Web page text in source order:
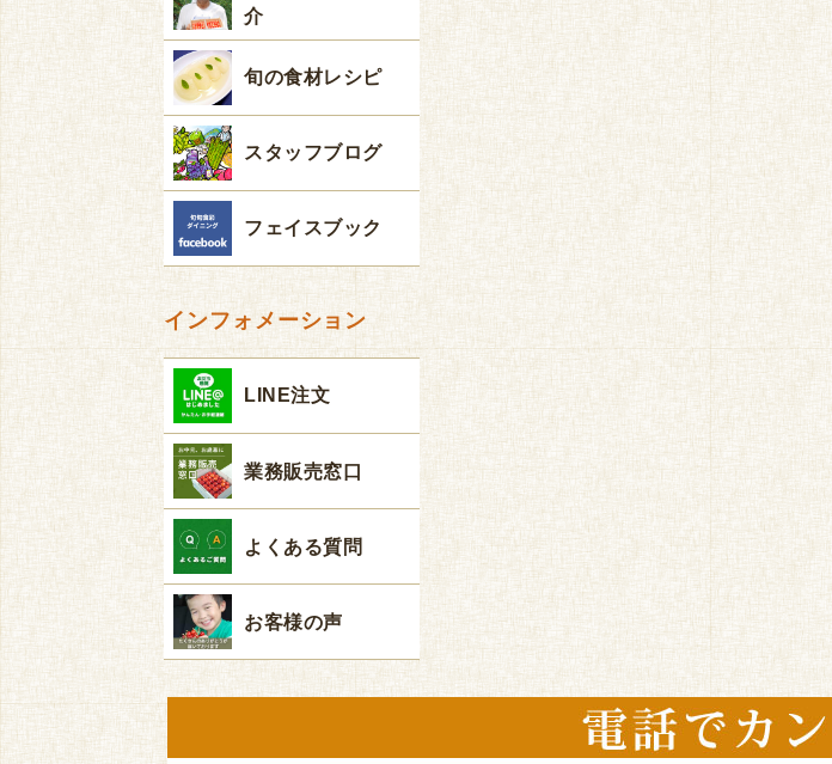
介
旬の食材レシピ
スタッフブログ
フェイスブック
インフォメーション
LINE注文
業務販売窓口
よくある質問
お客様の声